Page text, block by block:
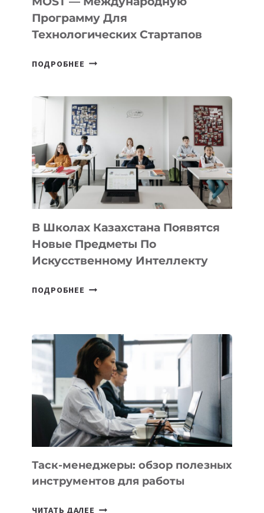
ПРЕДПРИНИМАТЕЛЬСТВО
Программу Для
Технологических Стартапов
ПОДРОБНЕЕ ОТКРЫТ
DEAL
VELOCITY
BY
MOST
—
МЕЖДУНАРОДНУЮ
ПРОГРАММУ
ДЛЯ
ТЕХНОЛОГИЧЕСКИХ
В Школах Казахстана Появятся
Новые Предметы По
Искусственному Интеллекту
ПОДРОБНЕЕ
НОВЫЕ
ПРЕДМЕТЫ
ПО
ИСКУССТВЕННОМУ
ИНТЕЛЛЕКТУ
Таск-менеджеры: обзор полезных
инструментов для работы
ЧИТАТЬ ДАЛЕЕ ТАСК-